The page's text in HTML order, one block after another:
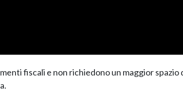
fiscali e non richiedono un maggior spazio